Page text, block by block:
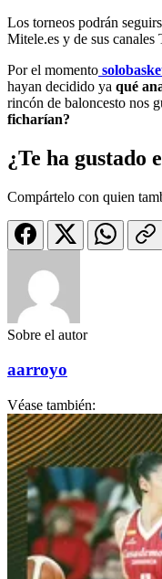
Los torneos podrán
Mitele.es y de sus
Por el momento
hayan decidido ya qué
rincón de baloncesto nos
ficharían?
¿Te ha gustado
Compártelo con quien
Sobre el autor
aarroyo
Véase también: